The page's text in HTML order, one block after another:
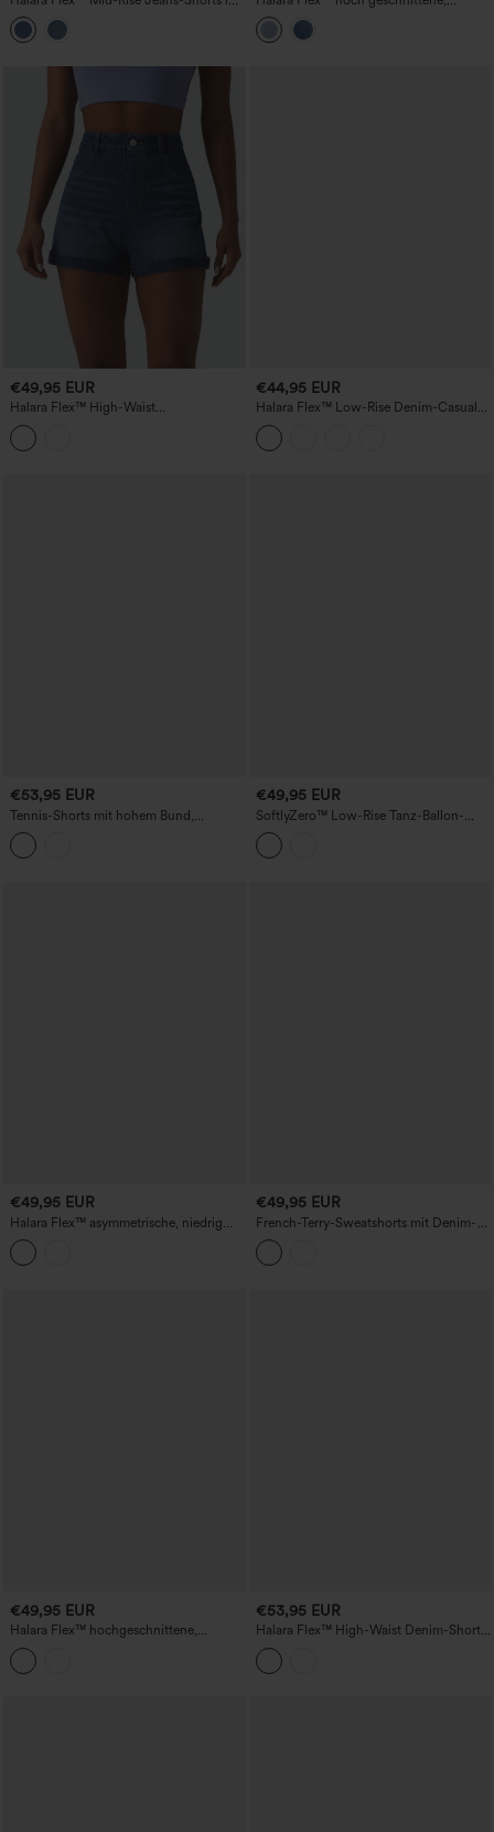
Washed-Look – lässige Baggy-Passform
mit Taschen
gewaschene Denim-Shorts mit Taschen
€49,95 EUR
Halara Flex™ High-Waist
taillenformende, lässige Denim-Shorts
mit umgeschlagenem Saum und
Taschen
€44,95 EUR
Halara Flex™ Low-Rise Denim-Casual-
Shorts 3'' mit Taschen
€53,95 EUR
Tennis-Shorts mit hohem Bund,
seitlichem Schlitz, Streifenmuster und
Taschen, 4''
€49,95 EUR
SoftlyZero™ Low-Rise Tanz-Ballon-
Shorts mit Kordelzug und Taschen
€49,95 EUR
Halara Flex™ asymmetrische, niedrig
geschnittene Jeans-Shorts mit Taschen
€49,95 EUR
French-Terry-Sweatshorts mit Denim-
Print, mittlere Bundhöhe, 5'' mit
Taschen
€49,95 EUR
Halara Flex™ hochgeschnittene,
gestreifte Denim-Shorts mit Taschen
€53,95 EUR
Halara Flex™ High-Waist Denim-Shorts
mit aufgekrempeltem Saum, 4'', mit
Taschen